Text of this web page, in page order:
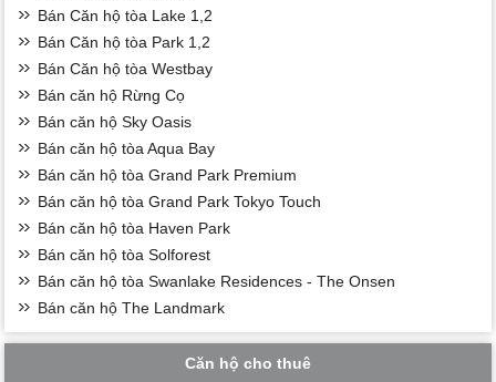
Bán Căn hộ tòa Lake 1,2
Bán Căn hộ tòa Park 1,2
Bán Căn hộ tòa Westbay
Bán căn hộ Rừng Cọ
Bán căn hộ Sky Oasis
Bán căn hộ tòa Aqua Bay
Bán căn hộ tòa Grand Park Premium
Bán căn hộ tòa Grand Park Tokyo Touch
Bán căn hộ tòa Haven Park
Bán căn hộ tòa Solforest
Bán căn hộ tòa Swanlake Residences - The Onsen
Bán căn hộ The Landmark
Căn hộ cho thuê